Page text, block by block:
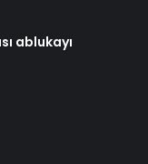
ablukayı